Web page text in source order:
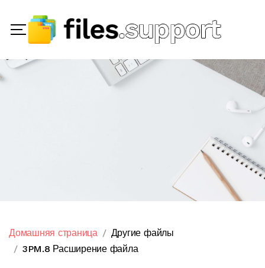
Домашняя страница
Другие файлы
3PM.8 Расширение файла